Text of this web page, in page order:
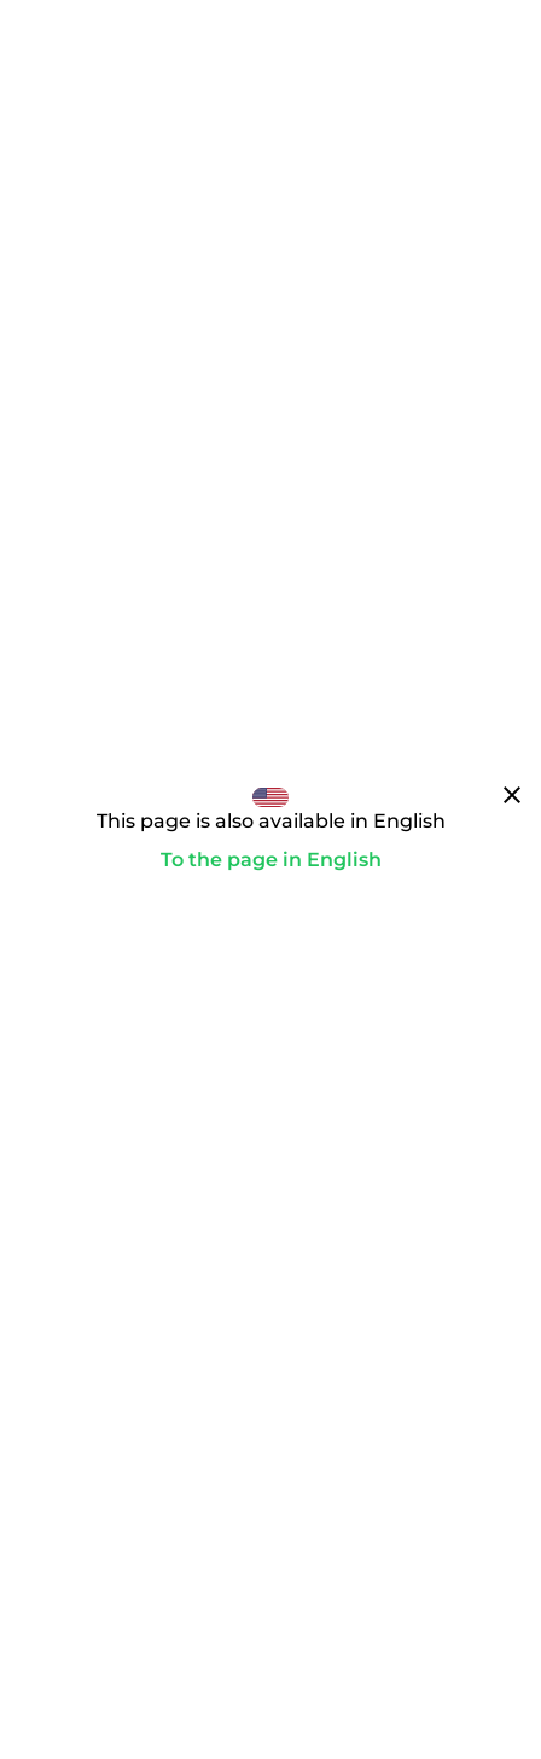
This page is also available in English
To the page in English
clear